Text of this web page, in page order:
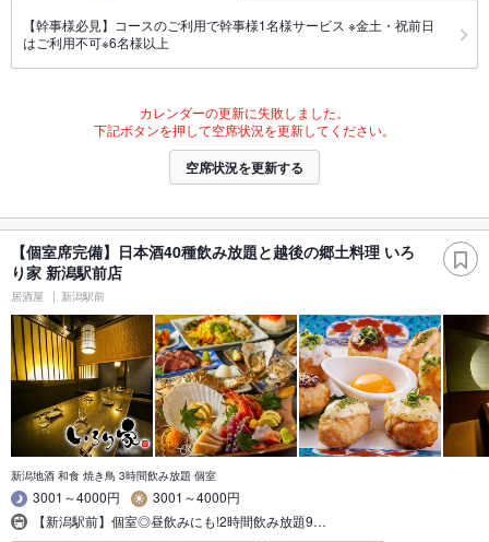
【幹事様必見】コースのご利用で幹事様1名様サービス ※金土・祝前日
はご利用不可※6名様以上
カレンダーの更新に失敗しました。
下記ボタンを押して空席状況を更新してください。
空席状況を更新する
【個室席完備】日本酒40種飲み放題と越後の郷土料理 いろ
り家 新潟駅前店
居酒屋 新潟駅前
新潟地酒 和食 焼き鳥 3時間飲み放題 個室
3001～4000円
3001～4000円
【新潟駅前】個室◎昼飲みにも!2時間飲み放題9…